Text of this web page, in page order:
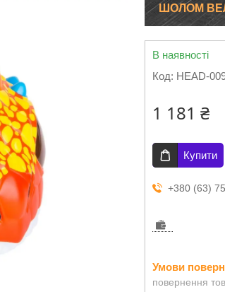
ШОЛОМ
В наявності
Код: HEAD-
1 181 ₴
Купити
+380 (63)
повернення